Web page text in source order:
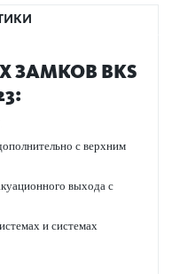
ЗАМКОВ BKS
с верхним
выхода с
и сис­темах